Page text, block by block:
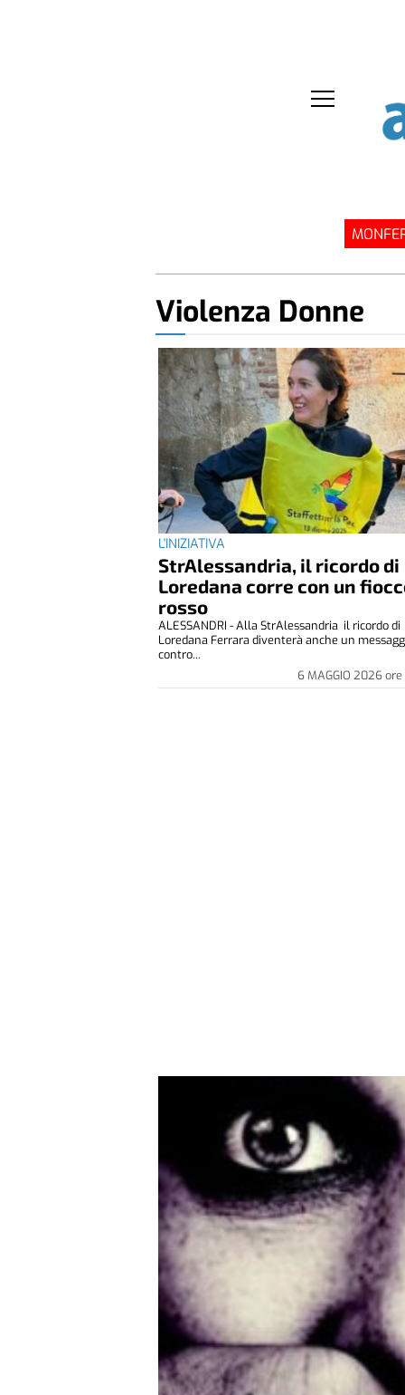
Violenza Donne
L'INIZIATIVA
StrAlessandria, il ricordo di
Loredana corre con un
rosso
6 MAGGIO 2026ore
ALESSANDRI - Alla StrAlessandria il ricordo di
Loredana Ferrara diventerà anche un
contro...